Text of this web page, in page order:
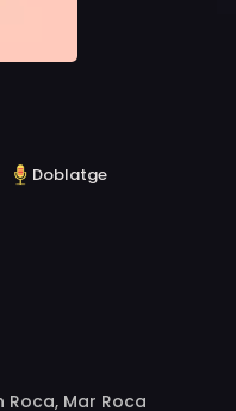
Doblatge
Roca, Mar Roca